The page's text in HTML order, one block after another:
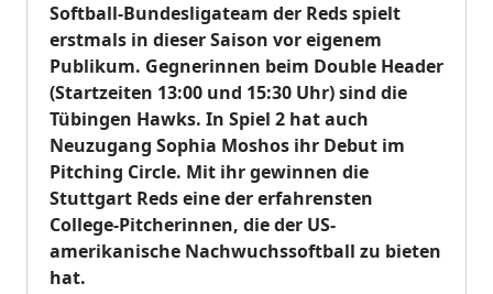
Softball-Bundesligateam der Reds spielt
erstmals in dieser Saison vor eigenem
Publikum. Gegnerinnen beim Double Header
(Startzeiten 13:00 und 15:30 Uhr) sind die
Tübingen Hawks. In Spiel 2 hat auch
Neuzugang Sophia Moshos ihr Debut im
Pitching Circle. Mit ihr gewinnen die
Stuttgart Reds eine der erfahrensten
College-Pitcherinnen, die der US-
amerikanische Nachwuchssoftball zu bieten
hat.